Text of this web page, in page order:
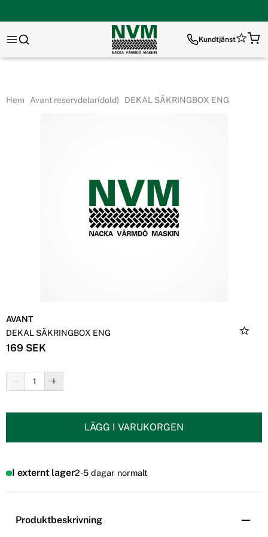
Kundtjänst
Hem Avant reservdelar(dold) DEKAL SÄKRINGBOX ENG
AVANT
DEKAL SÄKRINGBOX ENG
169 SEK
LÄGG I VARUKORGEN
I externt lager2-5 dagar normalt
Produktbeskrivning